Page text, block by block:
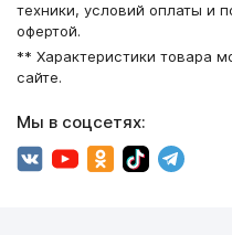
техники, условий оплаты и
офертой.
** Характеристики товара
сайте.
Мы в соцсетях: